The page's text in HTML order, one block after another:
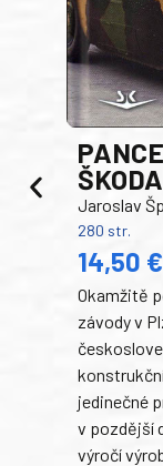
ŠKODA
Jaroslav
280 str.
14,50
Okamžitě
závody v
jedinečné
v pozdější
výročí